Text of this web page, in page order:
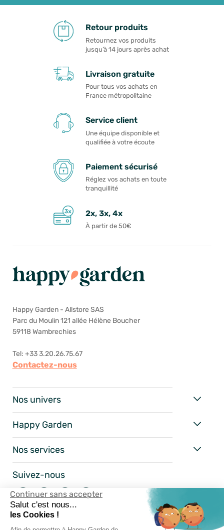
Continuer sans accepter
Salut c'est nous...
les Cookies !
Retour produits
Retournez vos produits
jusqu’à 14 jours après achat
Livraison gratuite
Pour tous vos achats en
France métropolitaine
Service client
Une équipe disponible et
qualifiée à votre écoute
Paiement sécurisé
Réglez vos achats en toute
tranquillité
2x, 3x, 4x
À partir de 50€
Happy Garden - Allstore SAS
Parc du Moulin 121 allée Hélène Boucher
59118 Wambrechies
Tel: +33 3.20.26.75.67
Contactez-nous
Nos univers
Happy Garden
Nos services
Suivez-nous